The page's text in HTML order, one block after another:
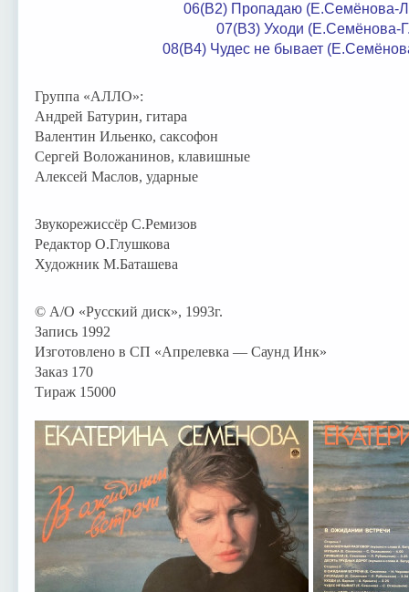
06(B2) Пропадаю (Е.Семёнова-
07(B3) Уходи (Е.Семёнова-
08(B4) Чудес не бывает
Группа «АЛЛО»:
Андрей Батурин, гитара
Валентин Ильенко, саксофон
Сергей Воложанинов, клавишные
Алексей Маслов, ударные
Звукорежиссёр С.Ремизов
Редактор О.Глушкова
Художник М.Баташева
© А/О «Русский диск», 1993г.
Запись 1992
Изготовлено в СП «Апрелевка — Саунд Инк»
Заказ 170
Тираж 15000